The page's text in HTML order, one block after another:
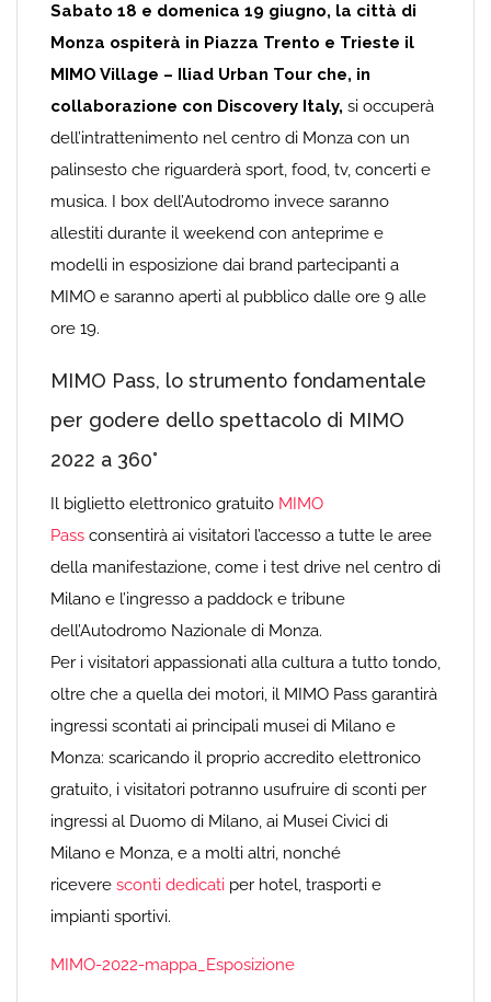
Sabato 18 e domenica 19 giugno, la città di
Monza ospiterà in Piazza Trento e Trieste il
MIMO Village – Iliad Urban Tour che, in
collaborazione con Discovery Italy, si occuperà
dell’intrattenimento nel centro di Monza con un
palinsesto che riguarderà sport, food, tv, concerti e
musica. I box dell’Autodromo invece saranno
allestiti durante il weekend con anteprime e
modelli in esposizione dai brand partecipanti a
MIMO e saranno aperti al pubblico dalle ore 9 alle
ore 19.
MIMO Pass, lo strumento fondamentale
per godere dello spettacolo di MIMO
2022 a 360°
Il biglietto elettronico gratuito MIMO
Pass consentirà ai visitatori l’accesso a tutte le aree
della manifestazione, come i test drive nel centro di
Milano e l’ingresso a paddock e tribune
dell’Autodromo Nazionale di Monza.
Per i visitatori appassionati alla cultura a tutto tondo,
oltre che a quella dei motori, il MIMO Pass garantirà
ingressi scontati ai principali musei di Milano e
Monza: scaricando il proprio accredito elettronico
gratuito, i visitatori potranno usufruire di sconti per
ingressi al Duomo di Milano, ai Musei Civici di
Milano e Monza, e a molti altri, nonché
ricevere sconti dedicati per hotel, trasporti e
impianti sportivi.
MIMO-2022-mappa_Esposizione